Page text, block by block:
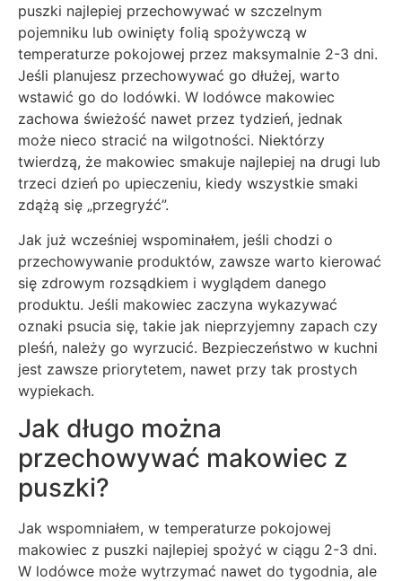
puszki najlepiej przechowywać w szczelnym
pojemniku lub owinięty folią spożywczą w
temperaturze pokojowej przez maksymalnie 2-3 dni.
Jeśli planujesz przechowywać go dłużej, warto
wstawić go do lodówki. W lodówce makowiec
zachowa świeżość nawet przez tydzień, jednak
może nieco stracić na wilgotności. Niektórzy
twierdzą, że makowiec smakuje najlepiej na drugi lub
trzeci dzień po upieczeniu, kiedy wszystkie smaki
zdążą się „przegryźć”.
Jak już wcześniej wspominałem, jeśli chodzi o
przechowywanie produktów, zawsze warto kierować
się zdrowym rozsądkiem i wyglądem danego
produktu. Jeśli makowiec zaczyna wykazywać
oznaki psucia się, takie jak nieprzyjemny zapach czy
pleśń, należy go wyrzucić. Bezpieczeństwo w kuchni
jest zawsze priorytetem, nawet przy tak prostych
wypiekach.
Jak długo można
przechowywać makowiec z
puszki?
Jak wspomniałem, w temperaturze pokojowej
makowiec z puszki najlepiej spożyć w ciągu 2-3 dni.
W lodówce może wytrzymać nawet do tygodnia, ale